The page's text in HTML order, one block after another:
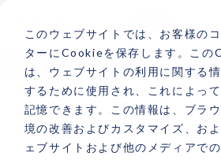
このウェブサイトでは、お客様の
ターにCookieを保存します。この
は、ウェブサイトの利用に関する
するために使用され、これによっ
記憶できます。この情報は、ブラ
境の改善およびカスタマイズ、お
ェブサイトおよび他のメディアで
Vonageとは
機能
資料請求
用語集 -ら行
GLOSSARY